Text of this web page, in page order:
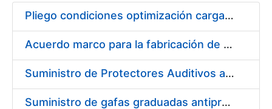
Pliego condiciones optimización cargas compras firmado
Acuerdo marco para la fabricación de piezas
Suministro de Protectores Auditivos a medida para las personas trabajadoras de los Centros de Trabajo de Madrid y Burgos
Suministro de gafas graduadas antiproyecciones para los trabajadores de la FNMT-RCM en los centros de trabajo de Madrid y Burgos